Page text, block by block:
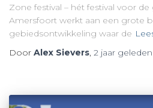
Zone festival – hét festival voor
Amersfoort werkt aan een grote
gebiedsontwikkeling waar de
Door Alex Sievers 2 jaar geleden